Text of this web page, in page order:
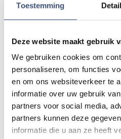
Toestemming
Deze website maakt gebruik
We gebruiken cookies om
personaliseren, om functies
en om ons websiteverkeer te
informatie over uw gebruik
partners voor social media,
partners kunnen deze
informatie die u aan ze heeft
verhaal, een opmerkelijk
of als je politie of andere
Mail naar
💬 WhatsApp 0187-609512
📞 Bel naar 0187-682630
Foutje gezien of twijfel
Zie je een fout in dit artikel,